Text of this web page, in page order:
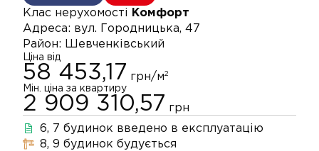
Клас нерухомості
Комфорт
Адреса: вул. Городницька, 47
Район: Шевченківський
Ціна від
58 453,17 грн/м2
Мін. ціна за квартиру
2 909 310,57 грн
6, 7 будинок введено в експлуатацію
8, 9 будинок будується